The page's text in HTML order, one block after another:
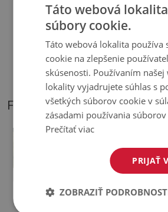
Odtiene Podložky pod stoličku sa
Podložka je určená na použitie na
položení na mäkký povrch sa môže
FOTOGRAFIE NÁŠHO
Ochranná
Podložka na
Táto webová
súbory cookie.
Táto webová lokalita používa
cookie na zlepšenie
skúsenosti. Používaním našej
lokality vyjadrujete súhlas s
všetkých súborov cookie v
zásadami používania
Prečítať viac
PRIJAŤ
ZOBRAZIŤ